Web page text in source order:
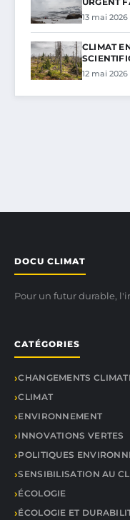
13 mai 2026
CLIMAT
12 mai 2026
DOCU CLIMAT
Pour un futur durable,
CATÉGORIES
CHANGEMENTS
CLIMAT
ENVIRONNEMENT
INNOVATIONS VERTES
POLITIQUES
SENSIBILISATION AU
ÉCOLOGIE
ÉCOLOGIE ET